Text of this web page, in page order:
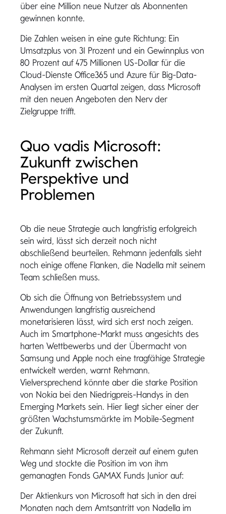
über eine Million neue Nutzer als Abonnenten
gewinnen konnte.
Die Zahlen weisen in eine gute Richtung: Ein
Umsatzplus von 31 Prozent und ein Gewinnplus von
80 Prozent auf 475 Millionen US-Dollar für die
Cloud-Dienste Office365 und Azure für Big-Data-
Analysen im ersten Quartal zeigen, dass Microsoft
mit den neuen Angeboten den Nerv der
Zielgruppe trifft.
Quo vadis Microsoft:
Zukunft zwischen
Perspektive und
Problemen
Ob die neue Strategie auch langfristig erfolgreich
sein wird, lässt sich derzeit noch nicht
abschließend beurteilen. Rehmann jedenfalls sieht
noch einige offene Flanken, die Nadella mit seinem
Team schließen muss.
Ob sich die Öffnung von Betriebssystem und
Anwendungen langfristig ausreichend
monetarisieren lässt, wird sich erst noch zeigen.
Auch im Smartphone-Markt muss angesichts des
harten Wettbewerbs und der Übermacht von
Samsung und Apple noch eine tragfähige Strategie
entwickelt werden, warnt Rehmann.
Vielversprechend könnte aber die starke Position
von Nokia bei den Niedrigpreis-Handys in den
Emerging Markets sein. Hier liegt sicher einer der
größten Wachstumsmärkte im Mobile-Segment
der Zukunft.
Rehmann sieht Microsoft derzeit auf einem guten
Weg und stockte die Position im von ihm
gemanagten Fonds GAMAX Funds Junior auf:
Der Aktienkurs von Microsoft hat sich in den drei
Monaten nach dem Amtsantritt von Nadella im